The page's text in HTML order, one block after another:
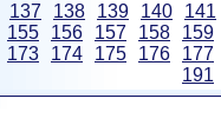
137 138 139 140
141
155
156 157 158
159
173
174 175 176
177
191